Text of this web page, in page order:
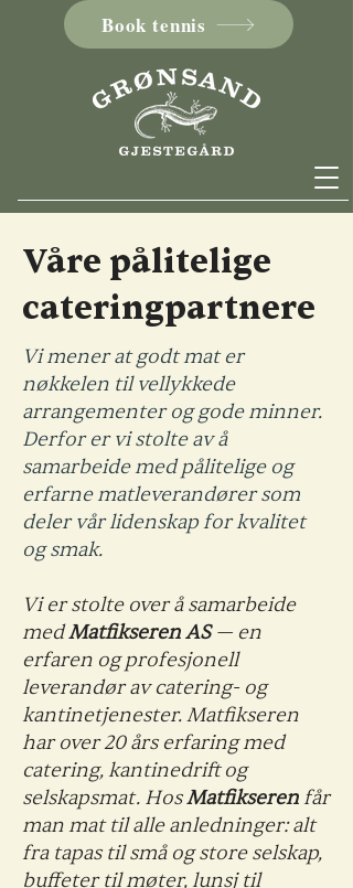
Book tennis
Våre pålitelige
cateringpartnere
Vi mener at godt mat er
nøkkelen til vellykkede
arrangementer og gode minner.
Derfor er vi stolte av å
samarbeide med pålitelige og
erfarne matleverandører som
deler vår lidenskap for kvalitet
og smak.
Vi er stolte over å samarbeide
medMatfikseren AS— en
erfaren og profesjonell
leverandør av catering- og
kantinetjenester. Matfikseren
har over 20 års erfaring med
catering, kantinedrift og
selskapsmat. HosMatfikserenfår
man mat til alle anledninger: alt
fra tapas til små og store selskap,
buffeter til møter, lunsj til